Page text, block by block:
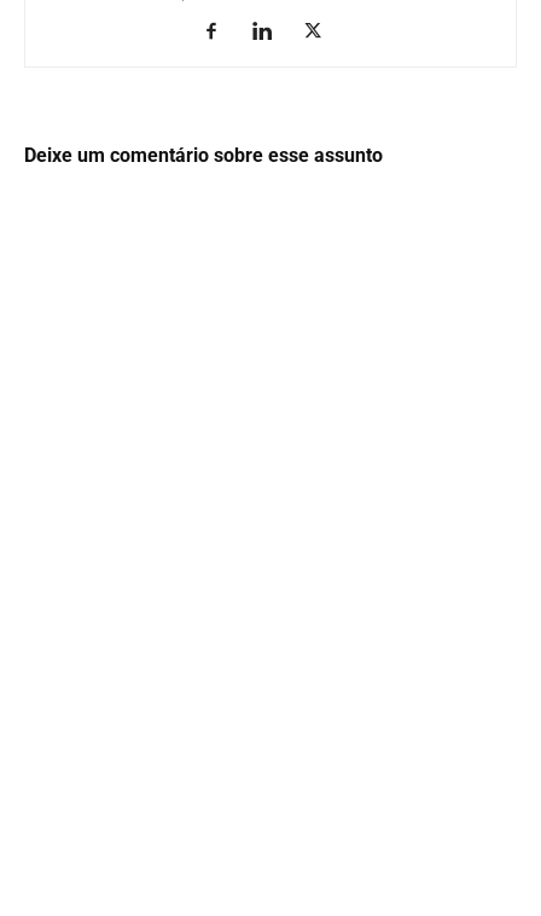
Deixe um comentário sobre esse assunto